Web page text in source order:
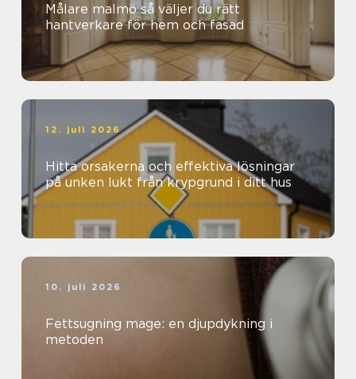
Målare malmö så väljer du rätt
hantverkare för hem och fasad
12. juli 2026
Hitta orsakerna och effektiva lösningar
på unken lukt från krypgrund i ditt hus
10. juli 2026
Fettsugning mage: en djupdykning i
metoden